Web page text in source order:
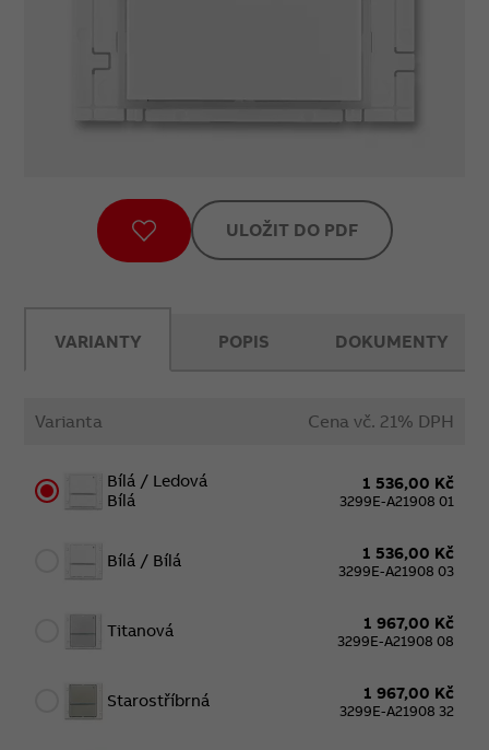
ULOŽIT DO PDF
VARIANTY
Varianta Cena vč. 21% DPH
Bílá / Ledová
Bílá
1 536,00 Kč
3299E-A21908 01
Bílá / Bílá 1 536,00 Kč
3299E-A21908 03
Titanová 1 967,00 Kč
3299E-A21908 08
Starostříbrná 1 967,00 Kč
3299E-A21908 32
POPIS DOKUMENTY